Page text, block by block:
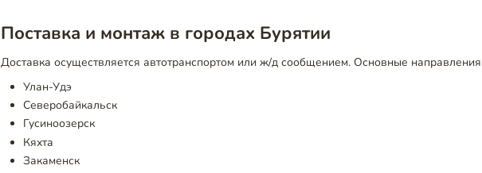
Поставка и монтаж в городах Бурятии
Доставка осуществляется автотранспортом или ж/д сообщением. Основные
Улан-Удэ
Северобайкальск
Гусиноозерск
Кяхта
Закаменск